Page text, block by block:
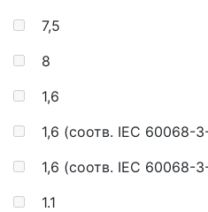
7,5
8
1,6
1,6 (соотв. IEC 60068-
1,6 (соотв. IEC 60068-
1.1